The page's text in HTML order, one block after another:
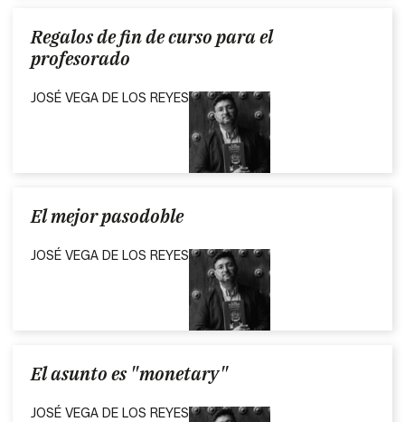
Regalos de fin de curso para el
profesorado
JOSÉ VEGA DE LOS REYES
El mejor pasodoble
JOSÉ VEGA DE LOS REYES
El asunto es "monetary"
JOSÉ VEGA DE LOS REYES